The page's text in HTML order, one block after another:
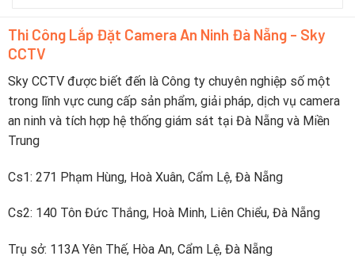
trực
tiếp
thoại
pin
dưới
2
tiếng
Thi Công Lắp Đặt Camera An Ninh Đà Nẵng - Sky
CCTV
Sky CCTV được biết đến là Công ty chuyên nghiệp số một
trong lĩnh vực cung cấp sản phẩm, giải pháp, dịch vụ camera
an ninh và tích hợp hệ thống giám sát tại Đà Nẵng và Miền
Trung
Cs1: 271 Phạm Hùng, Hoà Xuân, Cẩm Lệ, Đà Nẵng
Cs2: 140 Tôn Đức Thắng, Hoà Minh, Liên Chiểu, Đà Nẵng
Trụ sở: 113A Yên Thế, Hòa An, Cẩm Lệ, Đà Nẵng